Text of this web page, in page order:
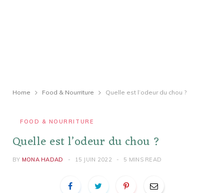
Home Food & Nourriture Quelle est l’odeur du chou ?
FOOD & NOURRITURE
Quelle est l’odeur du chou ?
BY MONA HADAD 15 JUIN 2022 5 MINS READ